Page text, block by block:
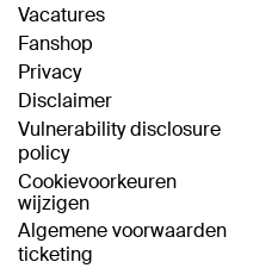
Vacatures
Fanshop
Privacy
Disclaimer
Vulnerability disclosure
policy
Cookievoorkeuren
wijzigen
Algemene voorwaarden
ticketing